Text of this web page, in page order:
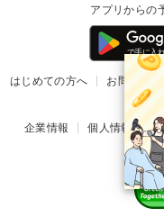
アプリからの
はじめての方へ お問い合わ
掲載
企業情報 個人情報保護
©